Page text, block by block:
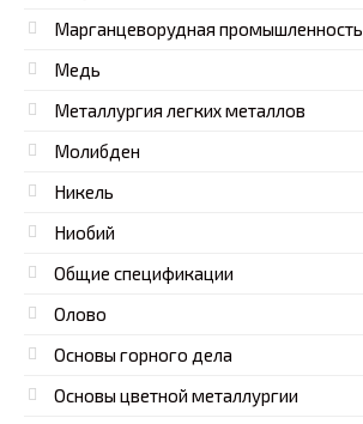
Марганцеворудная промышленность
Медь
Металлургия легких металлов
Молибден
Никель
Ниобий
Общие спецификации
Олово
Основы горного дела
Основы цветной металлургии